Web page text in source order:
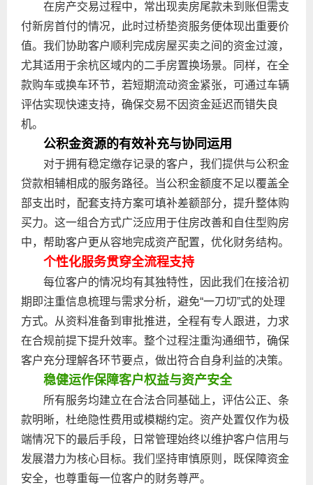
在房产交易过程中，常出现卖房尾款未到账但需支
付新房首付的情况，此时过桥垫资服务便体现出重要价
值。我们协助客户顺利完成房屋买卖之间的资金过渡，
尤其适用于余杭区域内的二手房置换场景。同样，在全
款购车或换车环节，若短期流动资金紧张，可通过车辆
评估实现快速支持，确保交易不因资金延迟而错失良
机。
公积金资源的有效补充与协同运用
对于拥有稳定缴存记录的客户，我们提供与公积金
贷款相辅相成的服务路径。当公积金额度不足以覆盖全
部支出时，配套支持方案可填补差额部分，提升整体购
买力。这一组合方式广泛应用于住房改善和自住型购房
中，帮助客户更从容地完成资产配置，优化财务结构。
个性化服务贯穿全流程支持
每位客户的情况均有其独特性，因此我们在接洽初
期即注重信息梳理与需求分析，避免“一刀切”式的处理
方式。从资料准备到审批推进，全程有专人跟进，力求
在合规前提下提升效率。整个过程注重沟通细节，确保
客户充分理解各环节要点，做出符合自身利益的决策。
稳健运作保障客户权益与资产安全
所有服务均建立在合法合同基础上，评估公正、条
款明晰，杜绝隐性费用或模糊约定。资产处置仅作为极
端情况下的最后手段，日常管理始终以维护客户信用与
发展潜力为核心目标。我们坚持审慎原则，既保障资金
安全，也尊重每一位客户的财务尊严。